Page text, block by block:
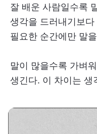
잘 배운 사람일수록
생각을 드러내기보
필요한 순간에만 말
말이 많을수록 가벼
생긴다. 이 차이는 생